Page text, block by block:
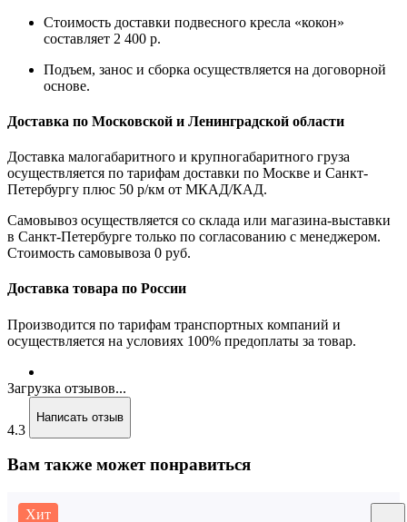
Стоимость доставки подвесного кресла «кокон»
составляет 2 400 р.
Подъем, занос и сборка осуществляется на договорной
основе.
Доставка по Московской и Ленинградской области
Доставка малогабаритного и крупногабаритного груза
осуществляется по тарифам доставки по Москве и Санкт-
Петербургу плюс 50 р/км от МКАД/КАД.
Самовывоз осуществляется со склада или магазина-выставки
в Санкт-Петербурге только по согласованию с менеджером.
Стоимость самовывоза 0 руб.
Доставка товара по России
Производится по тарифам транспортных компаний и
осуществляется на условиях 100% предоплаты за товар.
Загрузка отзывов...
4.3
Написать отзыв
Вам также может понравиться
Хит